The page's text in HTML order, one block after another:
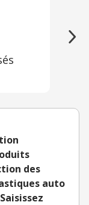
des
auto